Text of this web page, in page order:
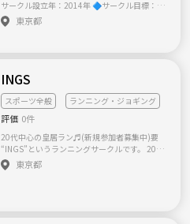
呼ばれ、相手チームのジャマーが追い越そう
とするのを阻止し、自チームのジャマーを逆
に守る役割です。そして、その中でも女性は独
そして、私達東京ローラーガールズ及び東京3
ティアスタッフ、レフリーを募集していま
す！ たくさんの講習を経て、自信が持てるま
で何度も練習し、責任が持って行える仕事は
ルールの勉強にもなり、とてもやり甲斐があ
りますよ！ ☆日本で現在活動しているリーグ
は現在東京と沖縄にあります。 主に米軍基地
のプレイヤーと戦います。だけど、私達も負け
サークル設立年：2014年 🔷サークル目標：昨
年沢山の応募を頂き楽しいサークル活動が出
来ました！今年は更にサークル活動を飛躍さ
的に土日祝の開催です✨ 🔷サークル構成メン
バー：男性:75人 女性:60人 🔷サークル平均年
齢：27歳前後 🔷こんな人を探してます：スノ
ーボード好きな方であれば初心者・未経験歓
迎(*^ω^*)！スノーボードをやった事が無くて
も最低限ターン出来るようにレクチャーしま
す！ 🔷募集年齢：18歳〜40歳程 【↓下記URL
スポーツやろうよの引き継ぎ前のページです。
昨年の要項も確認でき、こちらからも応募出来
東京都
INGS
スポーツ全般 ランニング・ジョギング
評価 0件
20代中心の皇居ラン♬(新規参加者募集中)要
“INGS”というランニングサークルです。 2015
年3月1日より活動しております。 ゆったりめ
に参加者同士で併走して会話を楽しみながら
東京都